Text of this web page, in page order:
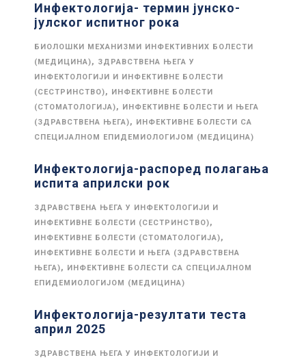
Инфектологија- термин јунско-
јулског испитног рока
БИОЛОШКИ МЕХАНИЗМИ ИНФЕКТИВНИХ БОЛЕСТИ
(МЕДИЦИНА), ЗДРАВСТВЕНА ЊЕГА У
ИНФЕКТОЛОГИЈИ И ИНФЕКТИВНЕ БОЛЕСТИ
(СЕСТРИНСТВО), ИНФЕКТИВНЕ БОЛЕСТИ
(СТОМАТОЛОГИЈА), ИНФЕКТИВНЕ БОЛЕСТИ И ЊЕГА
(ЗДРАВСТВЕНА ЊЕГА), ИНФЕКТИВНЕ БОЛЕСТИ СА
СПЕЦИЈАЛНОМ ЕПИДЕМИОЛОГИЈОМ (МЕДИЦИНА)
Инфектологија-распоред полагања
испита априлски рок
ЗДРАВСТВЕНА ЊЕГА У ИНФЕКТОЛОГИЈИ И
ИНФЕКТИВНЕ БОЛЕСТИ (СЕСТРИНСТВО),
ИНФЕКТИВНЕ БОЛЕСТИ (СТОМАТОЛОГИЈА),
ИНФЕКТИВНЕ БОЛЕСТИ И ЊЕГА (ЗДРАВСТВЕНА
ЊЕГА), ИНФЕКТИВНЕ БОЛЕСТИ СА СПЕЦИЈАЛНОМ
ЕПИДЕМИОЛОГИЈОМ (МЕДИЦИНА)
Инфектологија-резултати теста
април 2025
ЗДРАВСТВЕНА ЊЕГА У ИНФЕКТОЛОГИЈИ И